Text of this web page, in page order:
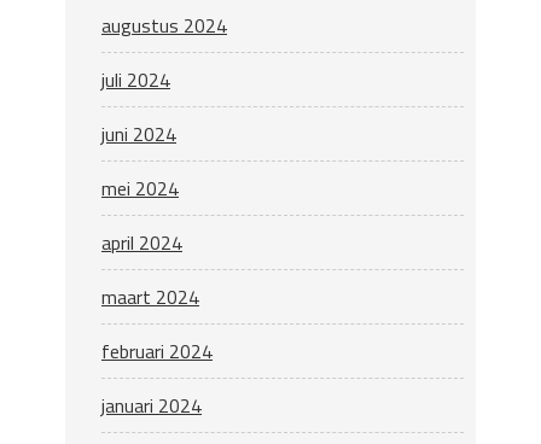
augustus 2024
juli 2024
juni 2024
mei 2024
april 2024
maart 2024
februari 2024
januari 2024